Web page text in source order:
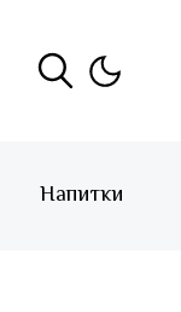
Напитки